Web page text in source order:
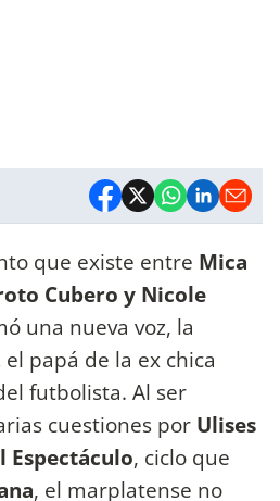
que existe entre Mica
Cubero y Nicole
una nueva voz, la
el papá de la ex chica
futbolista. Al ser
cuestiones por Ulises
Espectáculo, ciclo que
, el marplatense no